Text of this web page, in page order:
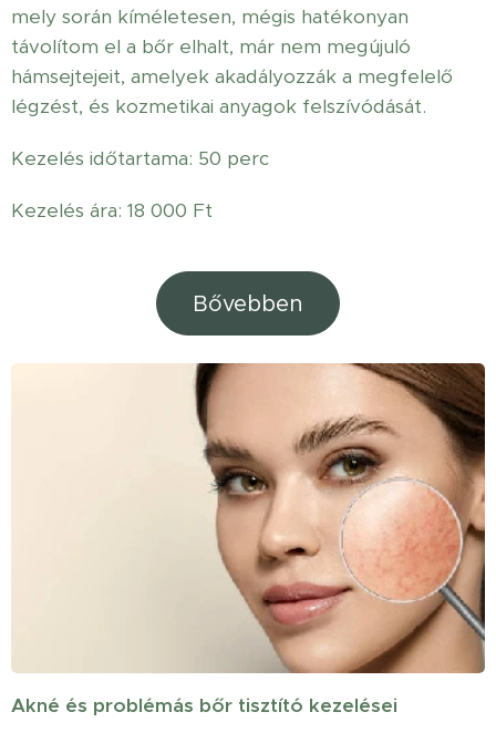
mely során kíméletesen, mégis hatékonyan
távolítom el a bőr elhalt, már nem megújuló
hámsejtejeit, amelyek akadályozzák a megfelelő
légzést, és kozmetikai anyagok felszívódását.
Kezelés időtartama: 50 perc
Kezelés ára: 18 000 Ft
Bővebben
Akné és problémás bőr tisztító kezelései